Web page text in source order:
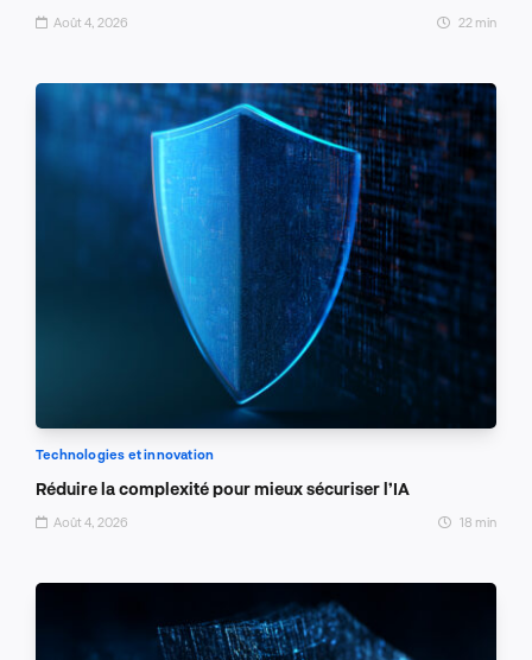
Août 4, 2026 22 min
Technologies et innovation
Réduire la complexité pour mieux sécuriser l’IA
Août 4, 2026 18 min